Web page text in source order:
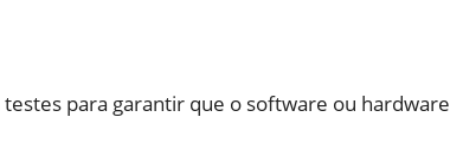
para garantir que o software ou hardware